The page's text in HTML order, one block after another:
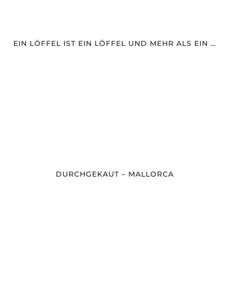
EIN LÖFFEL IST EIN LÖFFEL UND MEHR ALS EIN …
DURCHGEKAUT – MALLORCA